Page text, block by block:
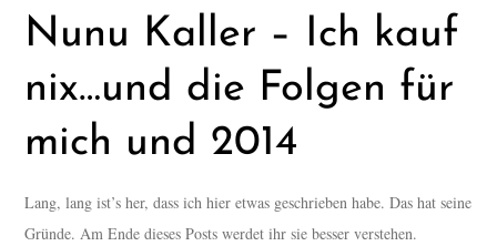
Nunu Kaller – Ich kauf
nix…und die Folgen für
mich und 2014
Lang, lang ist’s her, dass ich hier etwas geschrieben habe. Das hat seine
Gründe. Am Ende dieses Posts werdet ihr sie besser verstehen.